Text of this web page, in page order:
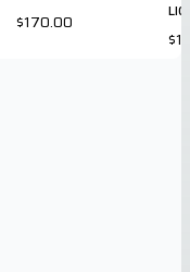
$170.00